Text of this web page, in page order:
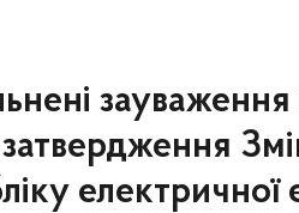
зауваження
електричної